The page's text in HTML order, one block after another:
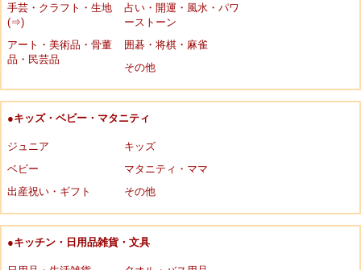
手芸・クラフト・生地
(⇒)
占い・開運・風水・パワ
ーストーン
アート・美術品・骨董
品・民芸品
囲碁・将棋・麻雀
その他
●キッズ・ベビー・マタニティ
ジュニア
キッズ
ベビー
マタニティ・ママ
出産祝い・ギフト
その他
●キッチン・日用品雑貨・文具